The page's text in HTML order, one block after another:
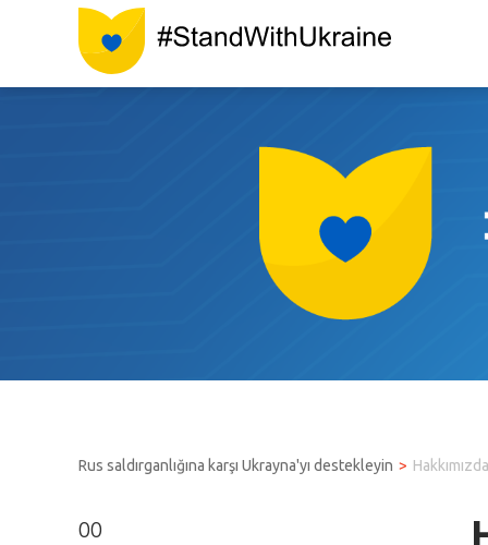
Rus saldırganlığına karşı Ukrayna'yı destekleyin Hakkımızda
00